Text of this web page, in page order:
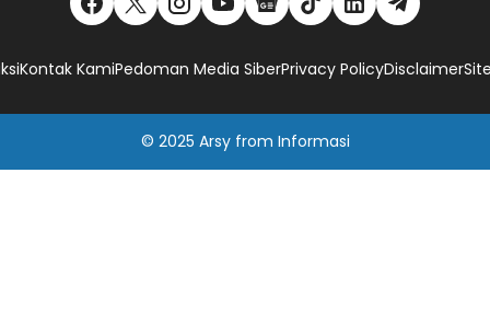
Kontak KamiPedoman Media SiberPrivacy PolicyDisclaimer
© 2025 Arsyfrom Informasi